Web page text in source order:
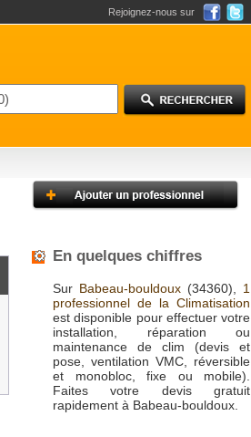
Rejoignez-nous sur
En quelques chiffres
Sur Babeau-bouldoux (34360), 1
professionnel de la Climatisation
est disponible pour effectuer votre
installation, réparation ou
maintenance de clim (devis et
pose, ventilation VMC, réversible
et monobloc, fixe ou mobile).
Faites votre devis gratuit
rapidement à Babeau-bouldoux.